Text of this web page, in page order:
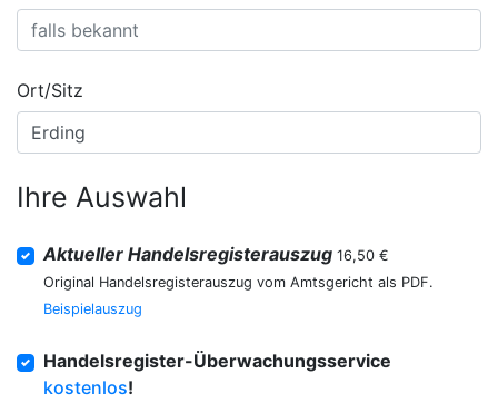
Ort/Sitz
Ihre Auswahl
Aktueller Handelsregisterauszug 16,50 €
Original Handelsregisterauszug vom Amtsgericht als PDF.
Beispielauszug
Handelsregister-Überwachungsservice
kostenlos!